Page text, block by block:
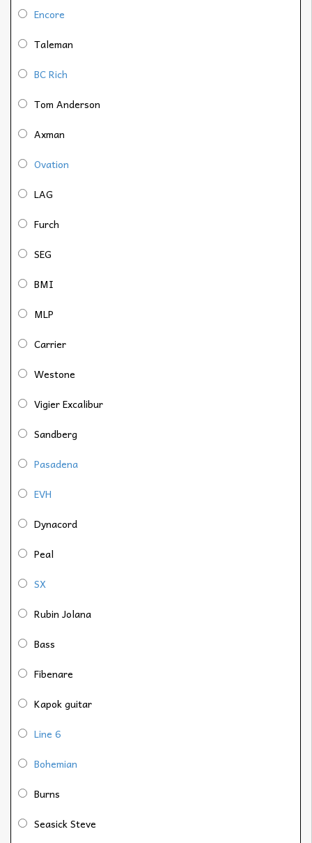
Encore
Taleman
BC Rich
Tom Anderson
Axman
Ovation
LAG
Furch
SEG
BMI
MLP
Carrier
Westone
Vigier Excalibur
Sandberg
Pasadena
EVH
Dynacord
Peal
SX
Rubin Jolana
Bass
Fibenare
Kapok guitar
Line 6
Bohemian
Burns
Seasick Steve